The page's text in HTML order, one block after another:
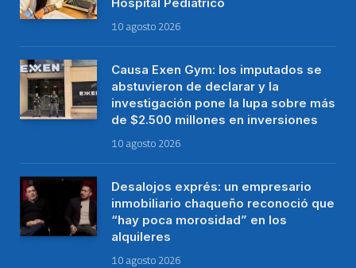
10 agosto 2026
Causa Exen Gym: los imputados se
abstuvieron de declarar y la
investigación pone la lupa sobre más
de $2.500 millones en inversiones
10 agosto 2026
Desalojos exprés: un empresario
inmobiliario chaqueño reconoció que
“hay poca morosidad” en los
alquileres
10 agosto 2026